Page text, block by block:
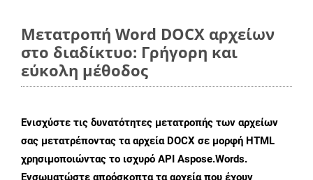
Μετατροπή Word DOCX αρχείων
στο διαδίκτυο: Γρήγορη και
εύκολη μέθοδος
Ενισχύστε τις δυνατότητες μετατροπής των αρχείων
σας μετατρέποντας τα αρχεία DOCX σε μορφή HTML
χρησιμοποιώντας το ισχυρό API Aspose.Words.
Ενσωματώστε απρόσκοπτα τα αρχεία που έχουν